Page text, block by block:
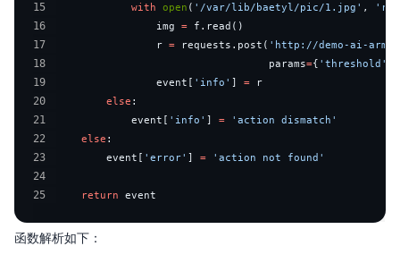
15 with open ( '/var/lib/baetyl/pic/1.jpg' , 'rb'
16
                img
= f . read ( )
17
                r
= requests . post ( 'http://demo-ai-
18
                                  params
={ 'threshold'
19
                event
'info' =
20 else :
21
            event
'info' = 'action dismatch'
22 else :
23
        event
'error' = 'action not found'
24
25
return event
函数解析如下：